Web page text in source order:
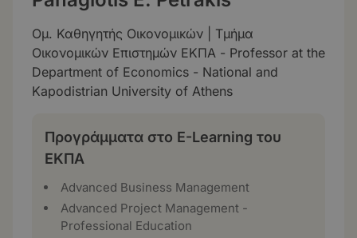
Ομ. Καθηγητής Οικονομικών | Τμήμα
Οικονομικών Επιστημών ΕΚΠΑ - Professor at the
Department of Economics - National and
Kapodistrian University of Athens
Προγράμματα στο E-Learning του
ΕΚΠΑ
Advanced Business Management
Advanced Project Management -
Professional Education